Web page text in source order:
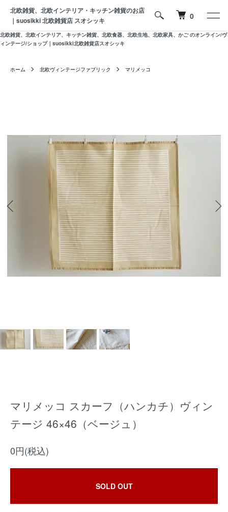
北欧雑貨、北欧インテリア、キッチン雑貨、北欧食器、北欧生地、北欧家具、かご のオンライン/ヴ
ィンテージ/ショップ｜suosikki北欧雑貨店スオシッキ
北欧雑貨、北欧インテリア・キッチン雑貨のお店
｜suosikki 北欧雑貨店 スオシッキ
0
ホーム 北欧ヴィンテージファブリック マリメッコ
マリメッコ スカーフ（ハンカチ）ヴィン
テージ 46×46（ベージュ）
0円(税込)
SOLD OUT